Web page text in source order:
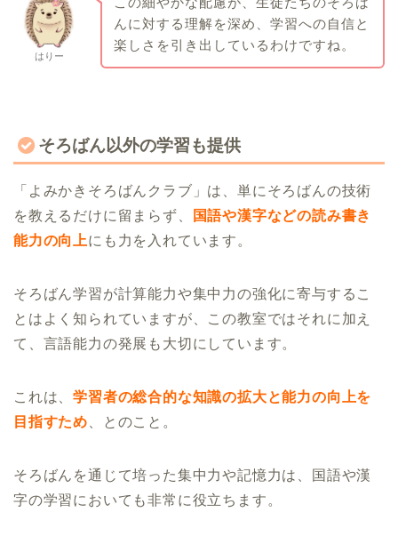
はりー
んに対する理解を深め、学習への自信と
楽しさを引き出しているわけですね。
そろばん以外の学習も提供
「よみかきそろばんクラブ」は、単にそろばんの技術
を教えるだけに留まらず、
国語や漢字などの読み書き
能力の向上にも力を入れています。
そろばん学習が計算能力や集中力の強化に寄与するこ
とはよく知られていますが、この教室ではそれに加え
て、言語能力の発展も大切にしています。
これは、学習者の総合的な知識の拡大と能力の向上を
目指すため 、とのこと。
そろばんを通じて培った集中力や記憶力は、国語や漢
字の学習においても非常に役立ちます。